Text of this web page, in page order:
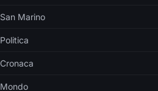
San Marino
Politica
Cronaca
Mondo